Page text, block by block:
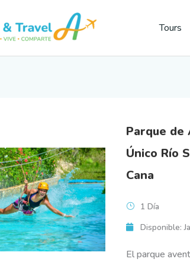
Tours
Parque de
Único Río
Cana
1 Día
Disponible:
El parque